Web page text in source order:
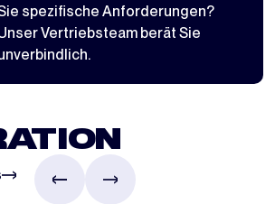
spezifische Anforderungen?
Vertriebsteam berät Sie